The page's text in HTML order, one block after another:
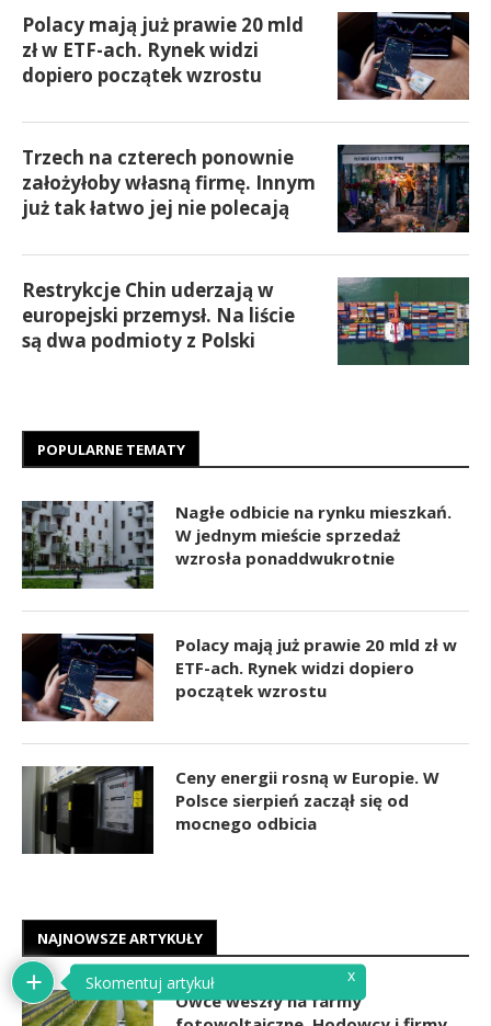
Polacy mają już prawie 20 mld
zł w ETF-ach. Rynek widzi
dopiero początek wzrostu
Trzech na czterech ponownie
założyłoby własną firmę. Innym
już tak łatwo jej nie polecają
Restrykcje Chin uderzają w
europejski przemysł. Na liście
są dwa podmioty z Polski
POPULARNE TEMATY
Nagłe odbicie na rynku mieszkań.
W jednym mieście sprzedaż
wzrosła ponaddwukrotnie
Polacy mają już prawie 20 mld zł w
ETF-ach. Rynek widzi dopiero
początek wzrostu
Ceny energii rosną w Europie. W
Polsce sierpień zaczął się od
mocnego odbicia
NAJNOWSZE ARTYKUŁY
Owce weszły na farmy
Skomentuj artykuł x